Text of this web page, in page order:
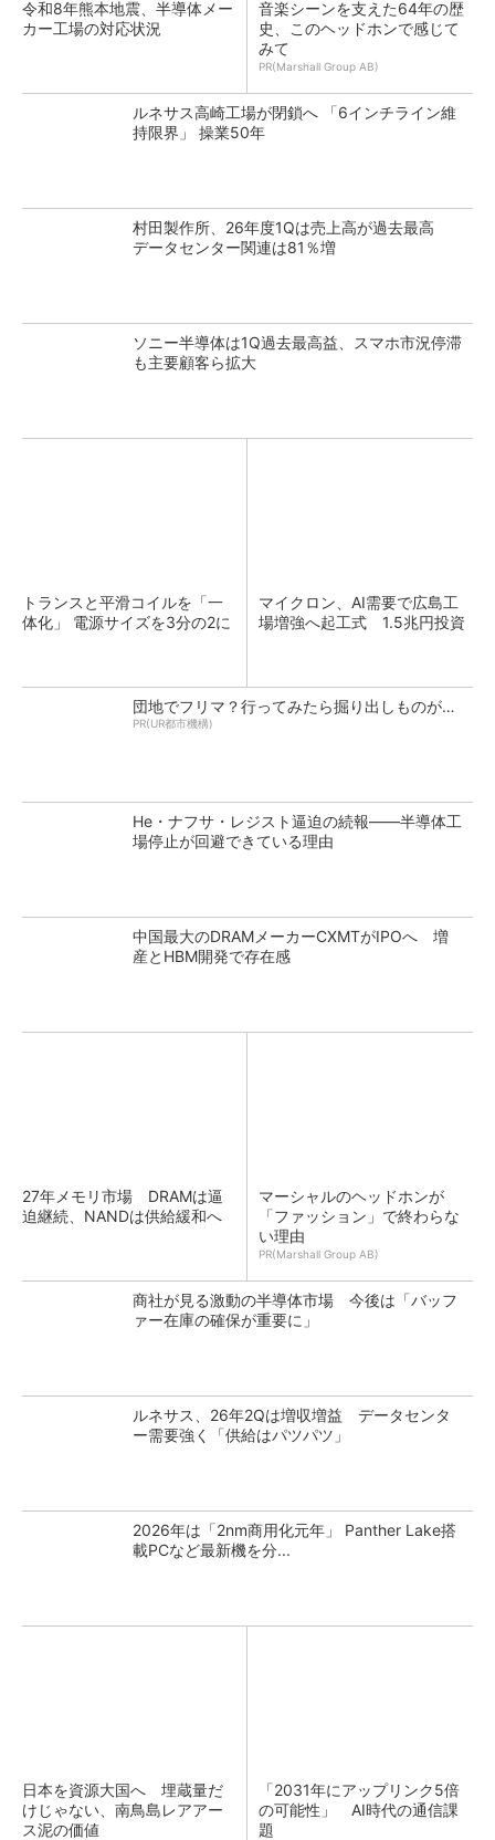
令和8年熊本地震、半導体メー
カー工場の対応状況
音楽シーンを支えた64年の歴
史、このヘッドホンで感じて
みて
PR(Marshall Group AB)
ルネサス高崎工場が閉鎖へ 「6インチライン維
持限界」 操業50年
村田製作所、26年度1Qは売上高が過去最高
データセンター関連は81％増
ソニー半導体は1Q過去最高益、スマホ市況停滞
も主要顧客ら拡大
トランスと平滑コイルを「一
体化」 電源サイズを3分の2に
マイクロン、AI需要で広島工
場増強へ起工式 1.5兆円投資
団地でフリマ？行ってみたら掘り出しものが…
PR(UR都市機構)
He・ナフサ・レジスト逼迫の続報――半導体工
場停止が回避できている理由
中国最大のDRAMメーカーCXMTがIPOへ 増
産とHBM開発で存在感
27年メモリ市場 DRAMは逼
迫継続、NANDは供給緩和へ
マーシャルのヘッドホンが
「ファッション」で終わらな
い理由
PR(Marshall Group AB)
商社が見る激動の半導体市場 今後は「バッフ
ァー在庫の確保が重要に」
ルネサス、26年2Qは増収増益 データセンタ
ー需要強く「供給はパツパツ」
2026年は「2nm商用化元年」 Panther Lake搭
載PCなど最新機を分...
日本を資源大国へ 埋蔵量だ
けじゃない、南鳥島レアアー
ス泥の価値
「2031年にアップリンク5倍
の可能性」 AI時代の通信課
題